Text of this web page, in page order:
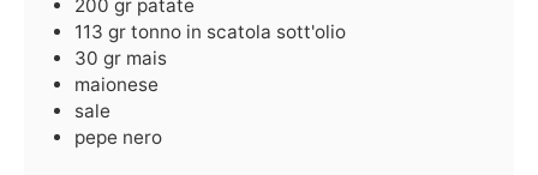
200 gr patate
113 gr tonno in scatola sott'olio
30 gr mais
maionese
sale
pepe nero